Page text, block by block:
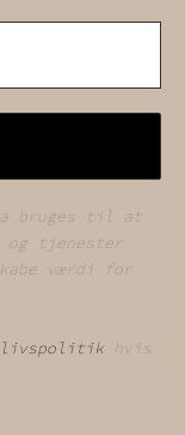
bruges til at
og tjenester
værdi for
hvis